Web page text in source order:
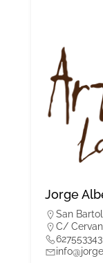
Jorge
San
C/
627553343